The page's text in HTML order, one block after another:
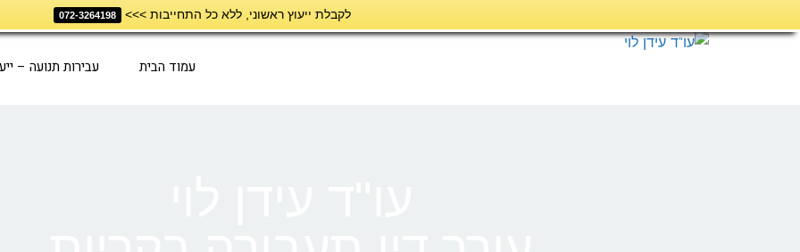
לקבלת ייעוץ ראשוני, ללא כל התחייבות >>> 072-3264198
לתוכן
עמוד הבית עבירות תנועה –